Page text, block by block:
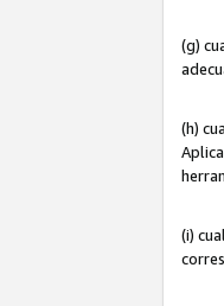
(g)
(h)
(i)